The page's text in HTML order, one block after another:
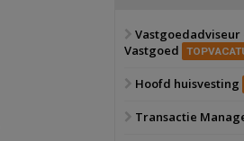
6 oktober 2026
Vastgoedadviseur
Vastgoed
Hoofd huisvesting
Transactie